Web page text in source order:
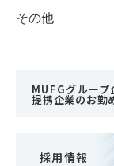
その他
MUFGグループ
提携企業のお勤
採用情報